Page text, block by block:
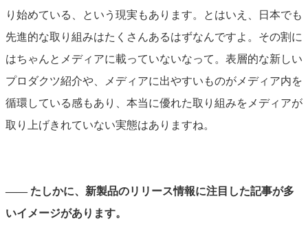
り始めている、という現実もあります。とはいえ、日本でも
先進的な取り組みはたくさんあるはずなんですよ。その割に
はちゃんとメディアに載っていないなって。表層的な新しい
プロダクツ紹介や、メディアに出やすいものがメディア内を
循環している感もあり、本当に優れた取り組みをメディアが
取り上げきれていない実態はありますね。
―― たしかに、新製品のリリース情報に注目した記事が多
いイメージがあります。